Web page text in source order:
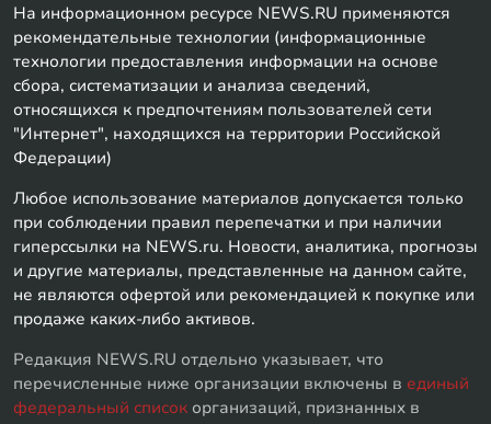
На информационном ресурсе NEWS.RU применяются
рекомендательные технологии (информационные
технологии предоставления информации на основе
сбора, систематизации и анализа сведений,
относящихся к предпочтениям пользователей сети
"Интернет", находящихся на территории Российской
Федерации)
Любое использование материалов допускается только
при соблюдении правил перепечатки и при наличии
гиперссылки на NEWS.ru. Новости, аналитика, прогнозы
и другие материалы, представленные на данном сайте,
не являются офертой или рекомендацией к покупке или
продаже каких-либо активов.
Редакция NEWS.RU отдельно указывает, что
перечисленные ниже организации включены в единый
федеральный список организаций, признанных в